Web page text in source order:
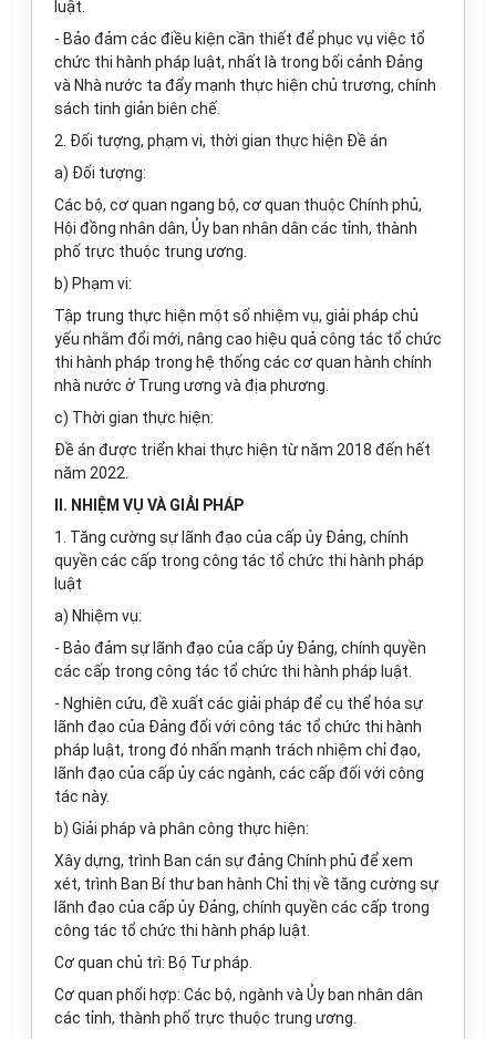
luật.
- Bảo đảm các điều kiện cần thiết để phục vụ việc tổ
chức thi hành pháp luật, nhất là trong bối cảnh Đảng
và Nhà nước ta đẩy mạnh thực hiện chủ trương, chính
sách tinh giản biên chế.
2. Đối tượng, phạm vi, thời gian thực hiện Đề án
a) Đối tượng:
Các bộ, cơ quan ngang bộ, cơ quan thuộc Chính phủ,
Hội đồng nhân dân, Ủy ban nhân dân các tỉnh, thành
phố trực thuộc trung ương.
b) Phạm vi:
Tập trung thực hiện một số nhiệm vụ, giải pháp chủ
yếu nhằm đổi mới, nâng cao hiệu quả công tác tổ chức
thi hành pháp trong hệ thống các cơ quan hành chính
nhà nước ở Trung ương và địa phương.
c) Thời gian thực hiện:
Đề án được triển khai thực hiện từ năm 2018 đến hết
năm 2022.
I. NHIỆM VỤ VÀ GIẢI PHÁP
1. Tăng cường sự lãnh đạo của cấp ủy Đảng, chính
quyền các cấp trong công tác tổ chức thi hành pháp
luật
a) Nhiệm vụ:
- Bảo đảm sự lãnh đạo của cấp ủy Đảng, chính quyền
các cấp trong công tác tổ chức thi hành pháp luật.
- Nghiên cứu, đề xuất các giải pháp để cụ thể hóa sự
lãnh đạo của Đảng đối với công tác tổ chức thi hành
pháp luật, trong đó nhấn mạnh trách nhiệm chỉ đạo,
lãnh đạo của cấp ủy các ngành, các cấp đối với công
tác này.
b) Giải pháp và phân công thực hiện:
Xây dựng, trình Ban cán sự đảng Chính phủ để xem
xét, trình Ban Bí thư ban hành Chỉ thị về tăng cường sự
lãnh đạo của cấp ủy Đảng, chính quyền các cấp trong
công tác tổ chức thi hành pháp luật.
Cơ quan chủ trì: Bộ Tư pháp.
Cơ quan phối hợp: Các bộ, ngành và Ủy ban nhân dân
các tỉnh, thành phố trực thuộc trung ương.